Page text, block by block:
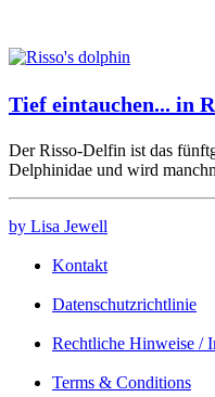
Tief eintauchen... in
Der Risso-Delfin ist das
Delphinidae und wird
by Lisa Jewell
Kontakt
Datenschutzrichtlinie
Rechtliche Hinweise /
Terms & Conditions